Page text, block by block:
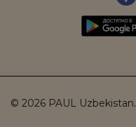
© 2026 PAUL